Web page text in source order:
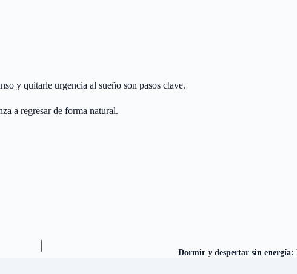
y quitarle urgencia al sueño son pasos clave.
a regresar de forma natural.
Dormir y despertar sin energía: